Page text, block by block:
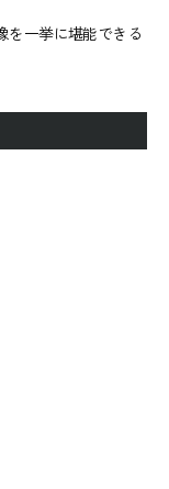
を一挙に堪能できる